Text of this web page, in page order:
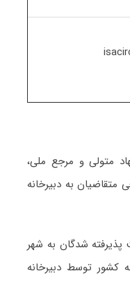
متولی و مرجع ملی،
به دبیرخانه
شدگان به شهر
توسط دبیرخانه